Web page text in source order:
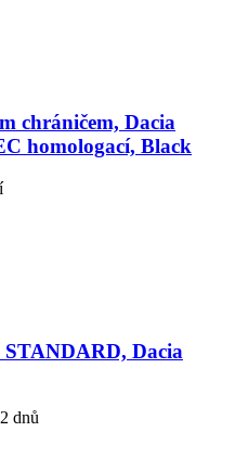
chráničem, Dacia
homologací, Black
Dacia
dnů